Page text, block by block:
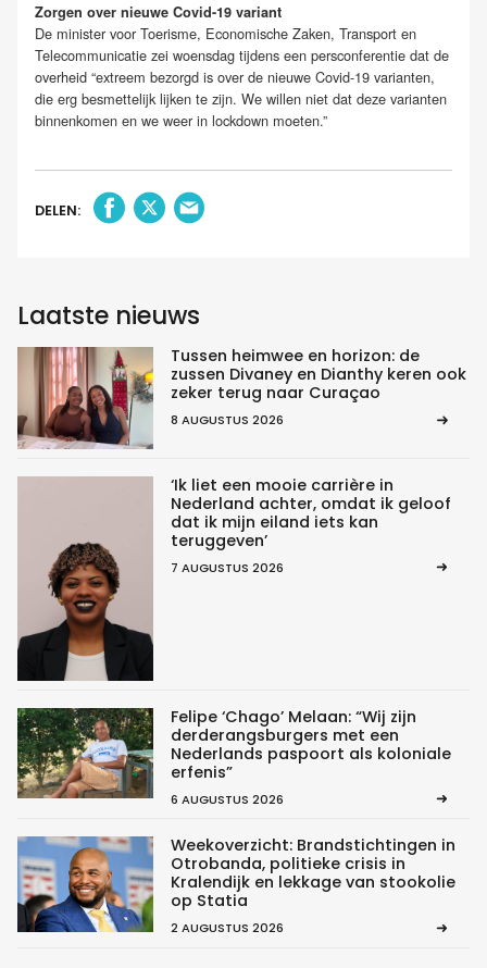
Zorgen over nieuwe Covid-19 variant
De minister voor Toerisme, Economische Zaken, Transport en
Telecommunicatie zei woensdag tijdens een persconferentie dat de
overheid “extreem bezorgd is over de nieuwe Covid-19 varianten,
die erg besmettelijk lijken te zijn. We willen niet dat deze varianten
binnenkomen en we weer in lockdown moeten.”
DELEN:
Laatste nieuws
Tussen heimwee en horizon: de
zussen Divaney en Dianthy keren ook
zeker terug naar Curaçao
8 AUGUSTUS 2026
‘Ik liet een mooie carrière in
Nederland achter, omdat ik geloof
dat ik mijn eiland iets kan
teruggeven’
7 AUGUSTUS 2026
Felipe ‘Chago’ Melaan: “Wij zijn
derderangsburgers met een
Nederlands paspoort als koloniale
erfenis”
6 AUGUSTUS 2026
Weekoverzicht: Brandstichtingen in
Otrobanda, politieke crisis in
Kralendijk en lekkage van stookolie
op Statia
2 AUGUSTUS 2026